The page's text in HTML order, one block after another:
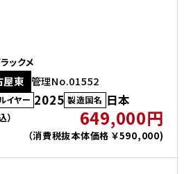
ックメ
屋東 管理No.01552
イヤー 2025 製造国名 日本
649,000円
（消費税抜本体価格 ￥590,000)
ふかや花園
鴻巣